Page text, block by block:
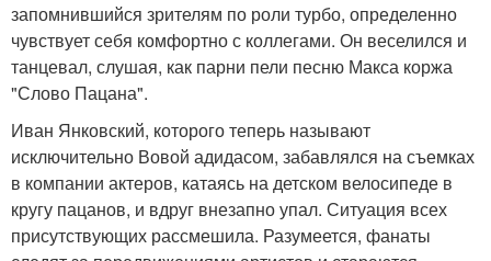
запомнившийся зрителям по роли турбо, определенно
чувствует себя комфортно с коллегами. Он веселился и
танцевал, слушая, как парни пели песню Макса коржа
"Слово Пацана".
Иван Янковский, которого теперь называют
исключительно Вовой адидасом, забавлялся на съемках
в компании актеров, катаясь на детском велосипеде в
кругу пацанов, и вдруг внезапно упал. Ситуация всех
присутствующих рассмешила. Разумеется, фанаты